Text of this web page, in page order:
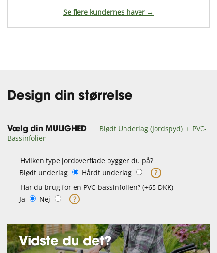
Se flere kundernes haver →
Design din størrelse
Vælg din MULIGHED Blødt Underlag (Jordspyd)
PVC-
Bassinfolien
Hvilken type jordoverflade bygger du på?
Blødt underlag
Hårdt underlag
?
Har du brug for en PVC-bassinfolien? (+65 DKK)
Ja
Nej ?
Vidste du det?